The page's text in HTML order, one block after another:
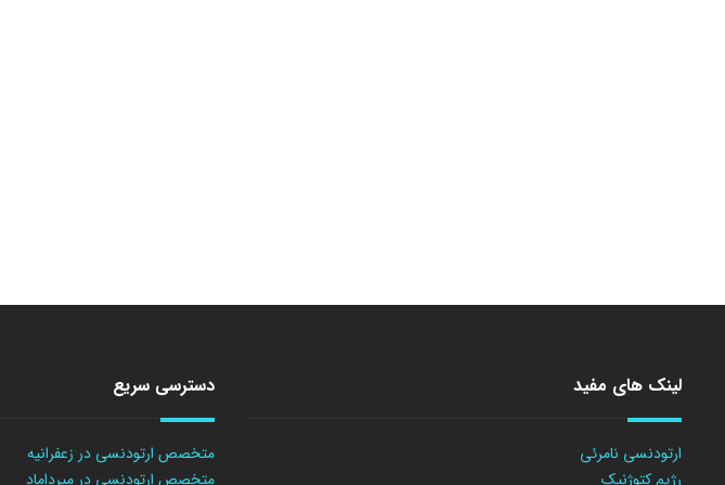
لینک های مفید
ارتودنسی نامرئی
رژیم کتوژنیک
دسترسی سریع
متخصص ارتودنسی در زعفرانیه
متخصص ارتودنسی در میرداماد